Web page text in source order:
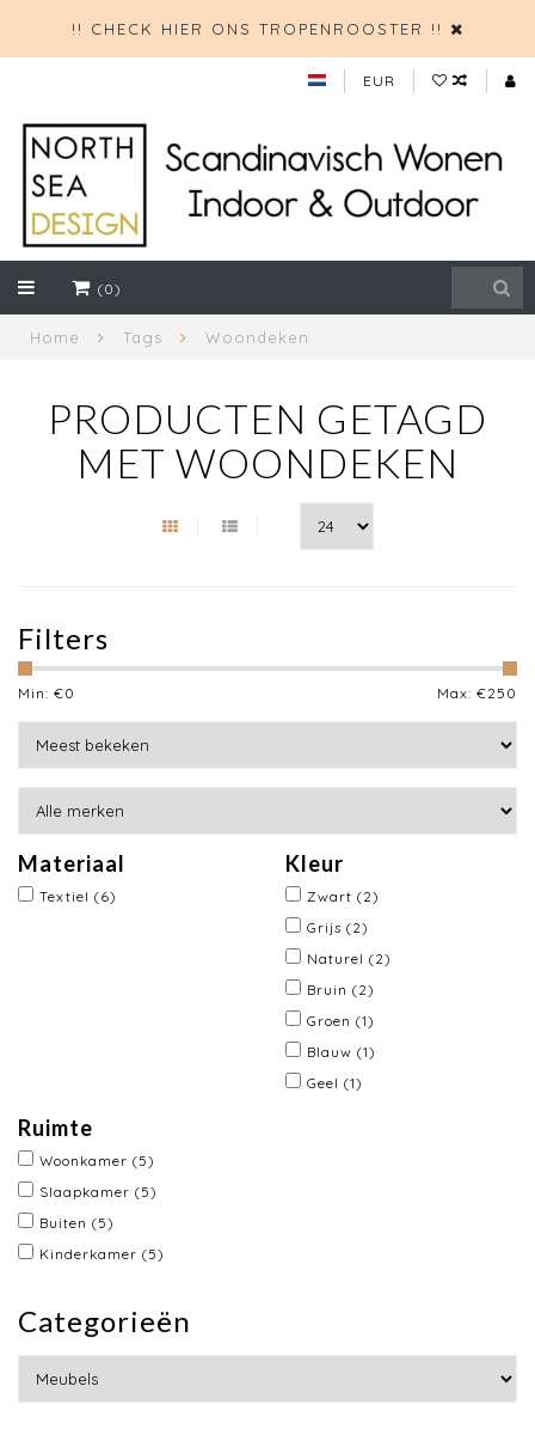
!! CHECK HIER ONS TROPENROOSTER !!
EUR
(0)
Home Tags Woondeken
PRODUCTEN GETAGD
MET WOONDEKEN
Filters
Min: €0 Max: €250
Materiaal
Textiel (6)
Kleur
Zwart (2)
Grijs (2)
Naturel (2)
Bruin (2)
Groen (1)
Blauw (1)
Geel (1)
Ruimte
Woonkamer (5)
Slaapkamer (5)
Buiten (5)
Kinderkamer (5)
Categorieën